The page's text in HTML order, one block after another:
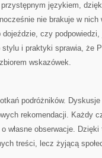
językiem,
nie brakuje w nich
czy
i praktyki sprawia, że
wskazówek.
podróżników. Dyskusje
rekomendacji. Każdy
własne obserwacje.
treści, lecz żyjącą